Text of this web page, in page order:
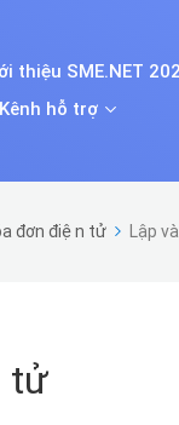
thiệu SME.NET
Kênh hỗ trợ
đơn điện tử Lập
tử